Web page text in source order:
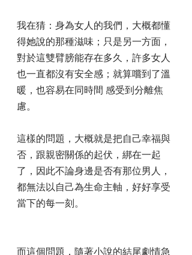
我在猜：身為女人的我們，大概都懂
得她說的那種滋味；只是另一方面，
對於這雙臂膀能存在多久，許多女人
也一直都沒有安全感；就算嚐到了溫
暖，也容易在同時間 感受到分離焦
慮。
這樣的問題，大概就是把自己幸福與
否，跟親密關係的起伏，綁在一起
了，因此不論身邊是否有那位男人，
都無法以自己為生命主軸，好好享受
當下的每一刻。
而這個問題，隨著小說的結尾劇情急